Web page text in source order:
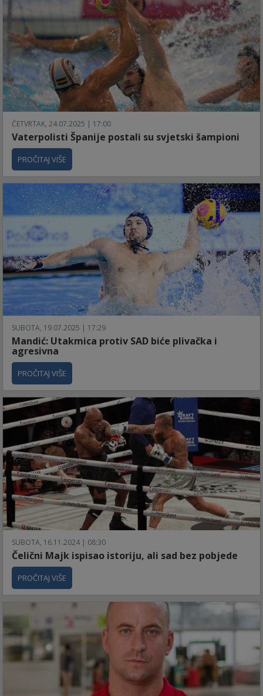
ČETVRTAK, 24.07.2025 | 17:00
Vaterpolisti Španije postali su svjetski šampioni
PROČITAJ VIŠE
SUBOTA, 19.07.2025 | 17:29
Mandić: Utakmica protiv SAD biće plivačka i
agresivna
PROČITAJ VIŠE
SUBOTA, 16.11.2024 | 08:30
Čelični Majk ispisao istoriju, ali sad bez pobjede
PROČITAJ VIŠE